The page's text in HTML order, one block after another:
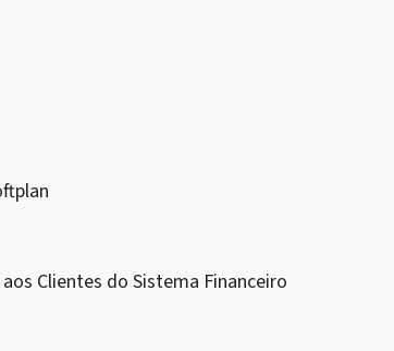
Clientes do Sistema Financeiro